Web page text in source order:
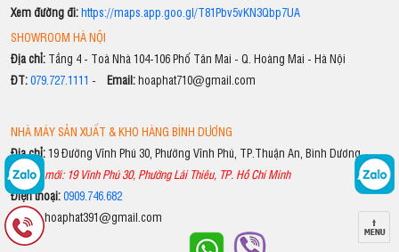
Xem đường đi:https://maps.app.goo.gl/T81Pbv5vKN3Qbp7UA
SHOWROOM HÀ NỘI
Địa chỉ:Tầng 4 - Toà Nhà 104-106 Phố Tân Mai - Q. Hoàng Mai - Hà Nội
ĐT:079.727.1111 - Email:hoaphat710@gmail.com
NHÀ MÁY SẢN XUẤT & KHO HÀNG BÌNH DƯƠNG
Địa chỉ:19 Đường Vĩnh Phú 30, Phường Vĩnh Phú, TP.Thuận An, Bình Dương
Địa chỉ mới: 19 Vĩnh Phú 30, Phường Lái Thiêu, TP. Hồ Chí Minh
Điện thoại:0909.746.682
Email:hoaphat391@gmail.com